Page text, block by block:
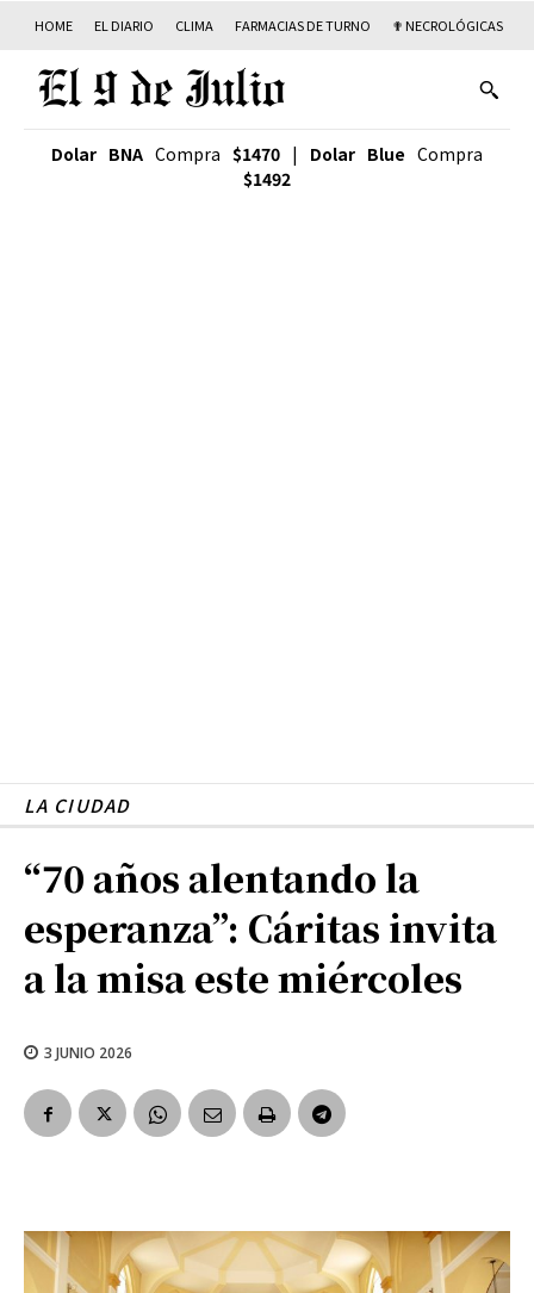
HOME EL DIARIO CLIMA FARMACIAS DE TURNO ✟ NECROLÓGICAS
Dolar BNA Compra $1470 | Dolar Blue Compra
$1492
LA CIUDAD
“70 años alentando la
esperanza”: Cáritas invita
a la misa este miércoles
3 JUNIO 2026